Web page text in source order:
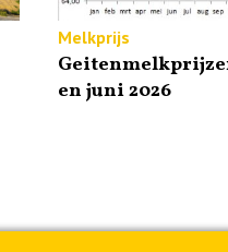
Melkprijs
en juni 2026